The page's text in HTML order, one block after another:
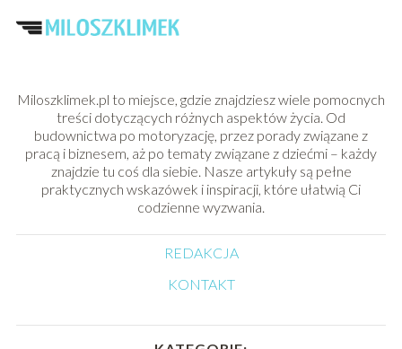
Miloszklimek.pl to miejsce, gdzie znajdziesz wiele pomocnych
treści dotyczących różnych aspektów życia. Od
budownictwa po motoryzację, przez porady związane z
pracą i biznesem, aż po tematy związane z dziećmi – każdy
znajdzie tu coś dla siebie. Nasze artykuły są pełne
praktycznych wskazówek i inspiracji, które ułatwią Ci
codzienne wyzwania.
REDAKCJA
KONTAKT